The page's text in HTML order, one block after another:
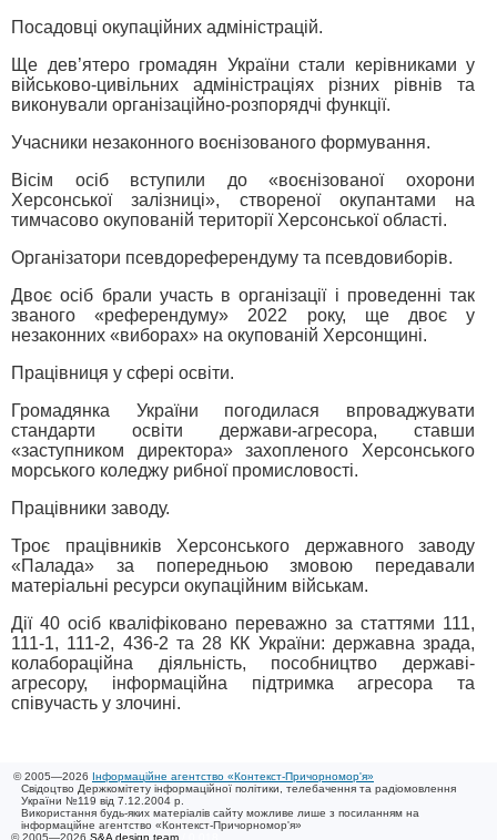
Посадовці окупаційних адміністрацій.
Ще дев’ятеро громадян України стали керівниками у
військово-цивільних адміністраціях різних рівнів та
виконували організаційно-розпорядчі функції.
Учасники незаконного воєнізованого формування.
Вісім осіб вступили до «воєнізованої охорони
Херсонської залізниці», створеної окупантами на
тимчасово окупованій території Херсонської області.
Організатори псевдореферендуму та псевдовиборів.
Двоє осіб брали участь в організації і проведенні так
званого «референдуму» 2022 року, ще двоє у
незаконних «виборах» на окупованій Херсонщині.
Працівниця у сфері освіти.
Громадянка України погодилася впроваджувати
стандарти освіти держави-агресора, ставши
«заступником директора» захопленого Херсонського
морського коледжу рибної промисловості.
Працівники заводу.
Троє працівників Херсонського державного заводу
«Палада» за попередньою змовою передавали
матеріальні ресурси окупаційним військам.
Дії 40 осіб кваліфіковано переважно за статтями 111,
111-1, 111-2, 436-2 та 28 КК України: державна зрада,
колабораційна діяльність, пособництво державі-
агресору, інформаційна підтримка агресора та
співучасть у злочині.
© 2005—2026 Інформаційне агентство «Контекст-Причорномор'я»
Свідоцтво Держкомітету інформаційної політики, телебачення та радіомовлення
України №119 від 7.12.2004 р.
Використання будь-яких матеріалів сайту можливе лише з посиланням на
інформаційне агентство «Контекст-Причорномор'я»
© 2005—2026 S&A design team